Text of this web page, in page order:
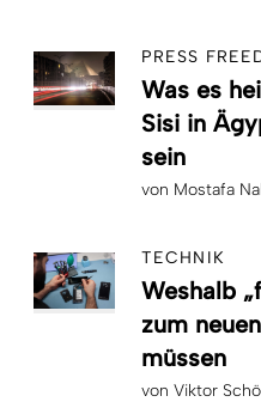
PRESS
Was es
Sisi in
sein
von Mostafa
TECHNIK
Weshalb
zum
müssen
von Viktor